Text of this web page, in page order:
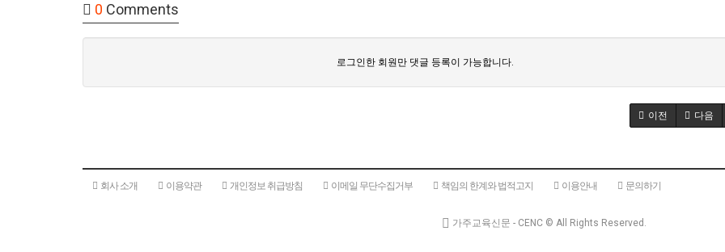
0 Comments
로그인한 회원만 댓글 등록이 가능합니다.
이전 다음
회사 소개 이용약관 개인정보 취급방침 이메일 무단수집거부 책임의 한계와 법적고지 이용안내 문의하기
가주교육신문 - CENC © All Rights Reserved.